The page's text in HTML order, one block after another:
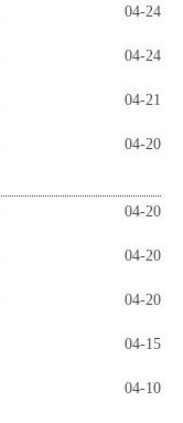
04-24
04-24
04-21
04-20
04-20
04-20
04-20
04-15
04-10